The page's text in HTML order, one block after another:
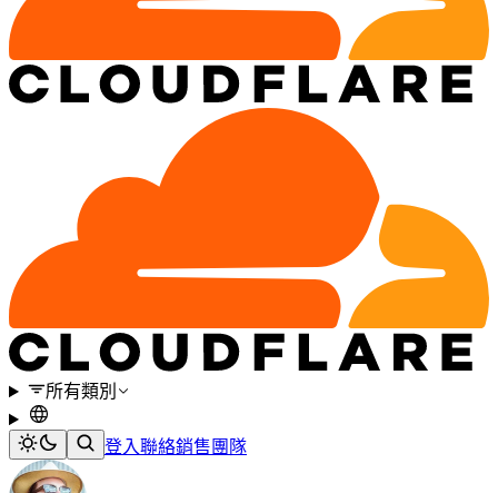
所有類別
登入聯絡銷售團隊